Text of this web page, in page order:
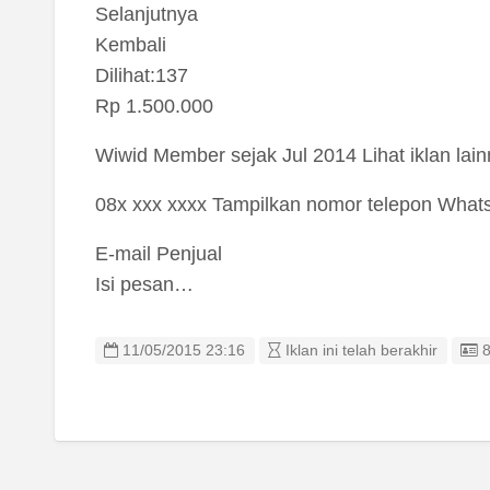
Selanjutnya
Kembali
Dilihat:137
Rp 1.500.000
Wiwid Member sejak Jul 2014 Lihat iklan
08x xxx xxxx Tampilkan nomor telepon
E-mail Penjual
Isi pesan…
11/05/2015 23:16 Iklan ini telah berakhir